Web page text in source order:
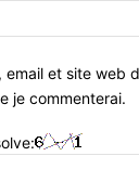
email et site web
je commenterai.